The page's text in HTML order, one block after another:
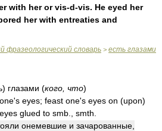
with her or vis-d-vis. He eyed her
her with entreaties and
фразеологический словарь > есть глазами
глазами (кого, что)
eyes; feast one's eyes on (upon)
glued to smb., smth.
онемевшие и зачарованные,